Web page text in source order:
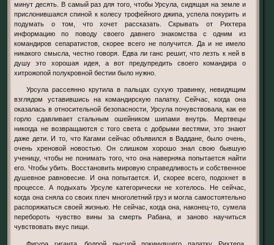
минут десять. В самый раз для того, чтобы Урсула, сидящая на земле и
прислонившаяся спиной к колесу трофейного джипа, успела покурить и
подумать о том, что хочет рассказать. Скрывать от Рихтера
информацию по поводу своего давнего знакомства с одним из
командиров сепаратистов, скорее всего не получится. Да и не имело
никакого смысла, честно говоря. Едва ли ганс решит, что лезть к ней в
душу это хорошая идея, а вот предупредить своего командира о
хитрожопой полукровной бестии было нужно.
Урсула рассеянно крутила в пальцах сухую травинку, невидящим
взглядом уставившись на командирскую палатку. Сейчас, когда она
оказалась в относительной безопасности, Урсула почувствовала, как ее
горло сдавливает стальным ошейником шипами внутрь. Мертвецы
никогда не возвращаются с того света с добрыми вестями, это знают
даже дети. И то, что Кагами сейчас объявился в Ваддане, было очень,
очень хреновой новостью. Он слишком хорошо знал свою бывшую
ученицу, чтобы не понимать того, что она наверняка попытается найти
его. Чтобы убить. Восстановить мировую справедливость и собственное
душевное равновесие. И она попытается. И, скорее всего, подохнет в
процессе. А подыхать Урсуле категорически не хотелось. Не сейчас,
когда она сняла со своих плеч многолетний груз и могла самостоятельно
распоряжаться своей жизнью. Не сейчас, когда она, наконец-то, сумела
перебороть чувство вины за смерть Рабана, и заново научиться
чувствовать вкус пищи.
Фигура гиганта, бодрой рысцой покинувшего палатку Рихтера,